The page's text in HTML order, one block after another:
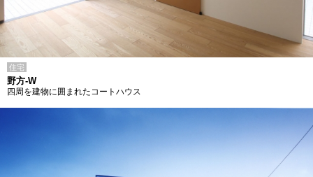
住宅
野方-W
四周を建物に囲まれたコートハウス